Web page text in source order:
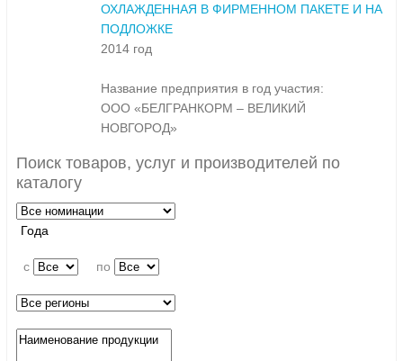
ОХЛАЖДЕННАЯ В ФИРМЕННОМ ПАКЕТЕ И НА
ПОДЛОЖКЕ
2014 год
Название предприятия в год участия:
ООО «БЕЛГРАНКОРМ – ВЕЛИКИЙ
НОВГОРОД»
Поиск товаров, услуг и производителей по
каталогу
Года
c по